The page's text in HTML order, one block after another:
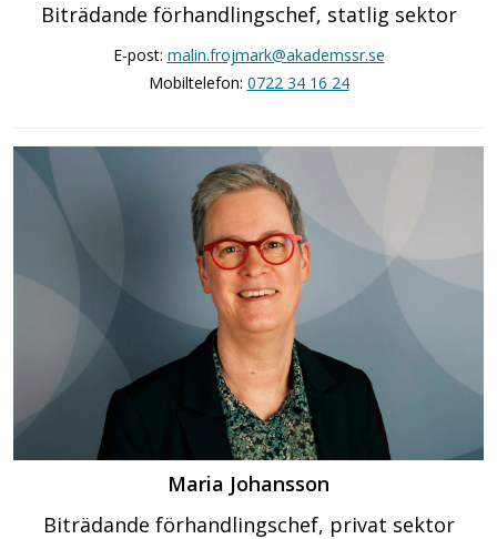
Biträdande förhandlingschef, statlig sektor
E-post: malin.frojmark@akademssr.se
Mobiltelefon: 0722 34 16 24
Maria Johansson
Biträdande förhandlingschef, privat sektor